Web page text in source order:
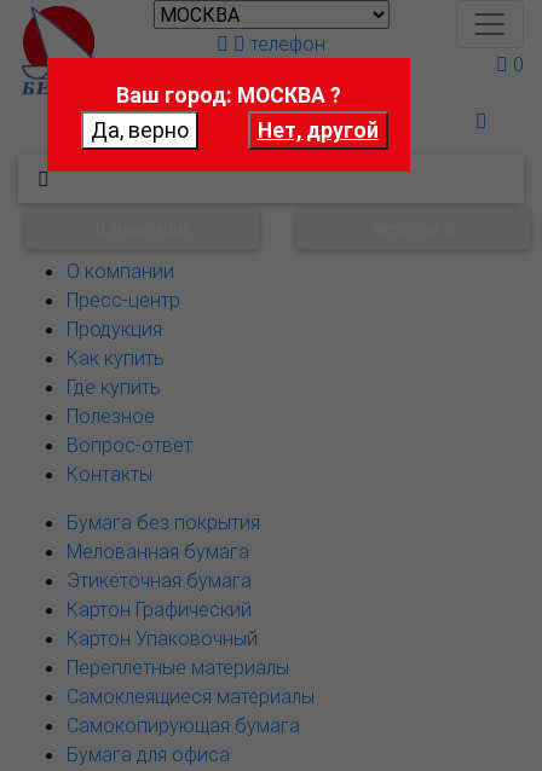
Поможем выбрать
телефон
0
О компании
Пресс-центр
Продукция
Как купить
Где купить
Полезное
Вопрос-ответ
Контакты
Бумага без покрытия
Мелованная бумага
Этикеточная бумага
Картон Графический
Картон Упаковочный
Переплетные материалы
Самоклеящиеся материалы
Самокопирующая бумага
Бумага для офиса
Ваш город: МОСКВА ?